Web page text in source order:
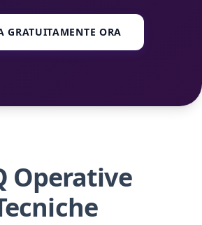
GRATUITAMENTE ORA
Operative